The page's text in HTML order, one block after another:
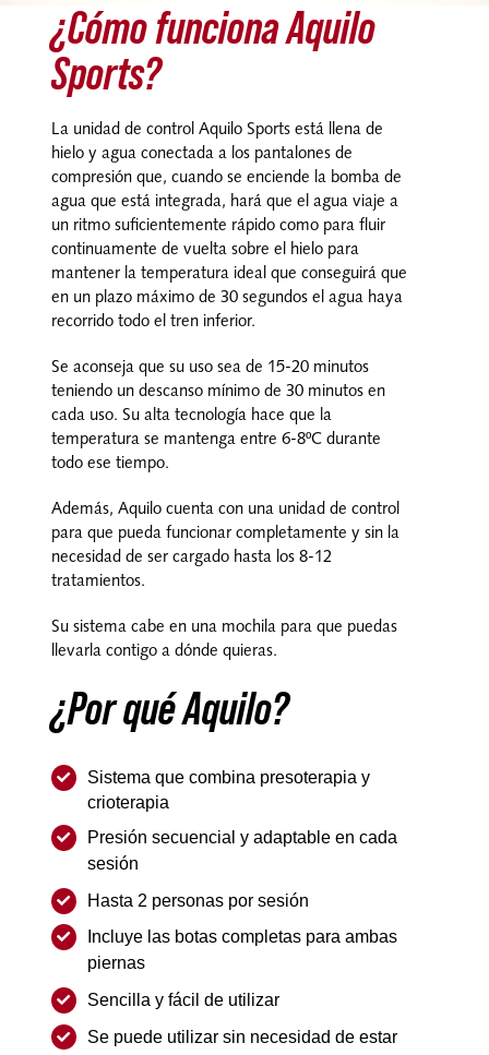
¿Cómo funciona Aquilo
Sports?
La unidad de control Aquilo Sports está llena de
hielo y agua conectada a los pantalones de
compresión que, cuando se enciende la bomba de
agua que está integrada, hará que el agua viaje a
un ritmo suficientemente rápido como para fluir
continuamente de vuelta sobre el hielo para
mantener la temperatura ideal que conseguirá que
en un plazo máximo de 30 segundos el agua haya
recorrido todo el tren inferior.
Se aconseja que su uso sea de 15-20 minutos
teniendo un descanso mínimo de 30 minutos en
cada uso. Su alta tecnología hace que la
temperatura se mantenga entre 6-8ºC durante
todo ese tiempo.
Además, Aquilo cuenta con una unidad de control
para que pueda funcionar completamente y sin la
necesidad de ser cargado hasta los 8-12
tratamientos.
Su sistema cabe en una mochila para que puedas
llevarla contigo a dónde quieras.
¿Por qué Aquilo?
Sistema que combina presoterapia y
crioterapia
Presión secuencial y adaptable en cada
sesión
Hasta 2 personas por sesión
Incluye las botas completas para ambas
piernas
Sencilla y fácil de utilizar
Se puede utilizar sin necesidad de estar